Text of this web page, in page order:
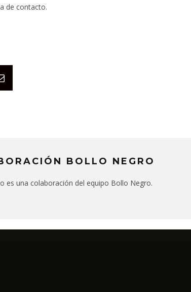
de contacto.
BOLLO NEGRO
es una colaboración del equipo Bollo Negro.